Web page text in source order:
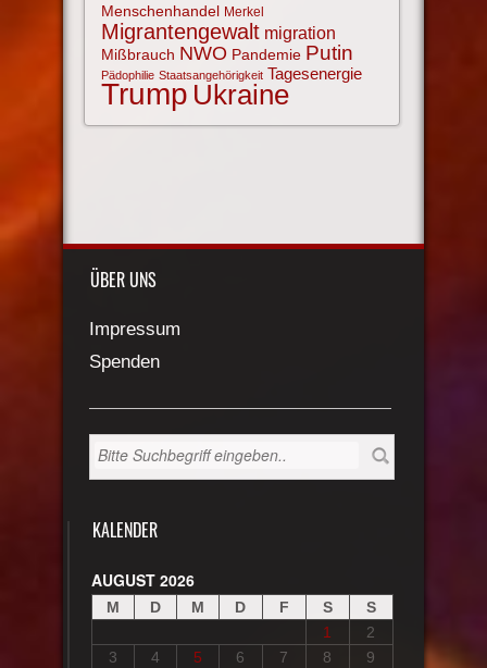
Menschenhandel Merkel
Migrantengewalt migration
Mißbrauch NWO Pandemie Putin
Pädophilie Staatsangehörigkeit Tagesenergie
Trump Ukraine
ÜBER UNS
Impressum
Spenden
KALENDER
AUGUST 2026
M D M D F S
S
1
2
3
4 5 6 7 8
9